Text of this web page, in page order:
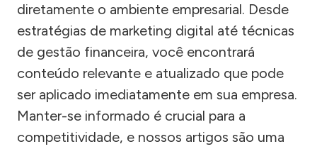
diretamente o ambiente empresarial. Desde
estratégias de marketing digital até técnicas
de gestão financeira, você encontrará
conteúdo relevante e atualizado que pode
ser aplicado imediatamente em sua empresa.
Manter-se informado é crucial para a
competitividade, e nossos artigos são uma